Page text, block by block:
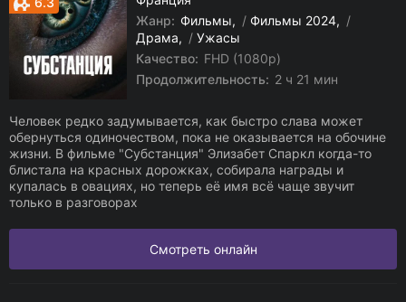
Жанр: Фильмы / Фильмы 2024
/
Драма
/ Ужасы
Качество: FHD (1080p)
Продолжительность: 2 ч 21 мин
Человек редко задумывается, как быстро слава может
обернуться одиночеством, пока не оказывается на обочине
жизни. В фильме "Субстанция" Элизабет Спаркл когда-то
блистала на красных дорожках, собирала награды и
купалась в овациях, но теперь её имя всё чаще звучит
только в разговорах
Смотреть онлайн